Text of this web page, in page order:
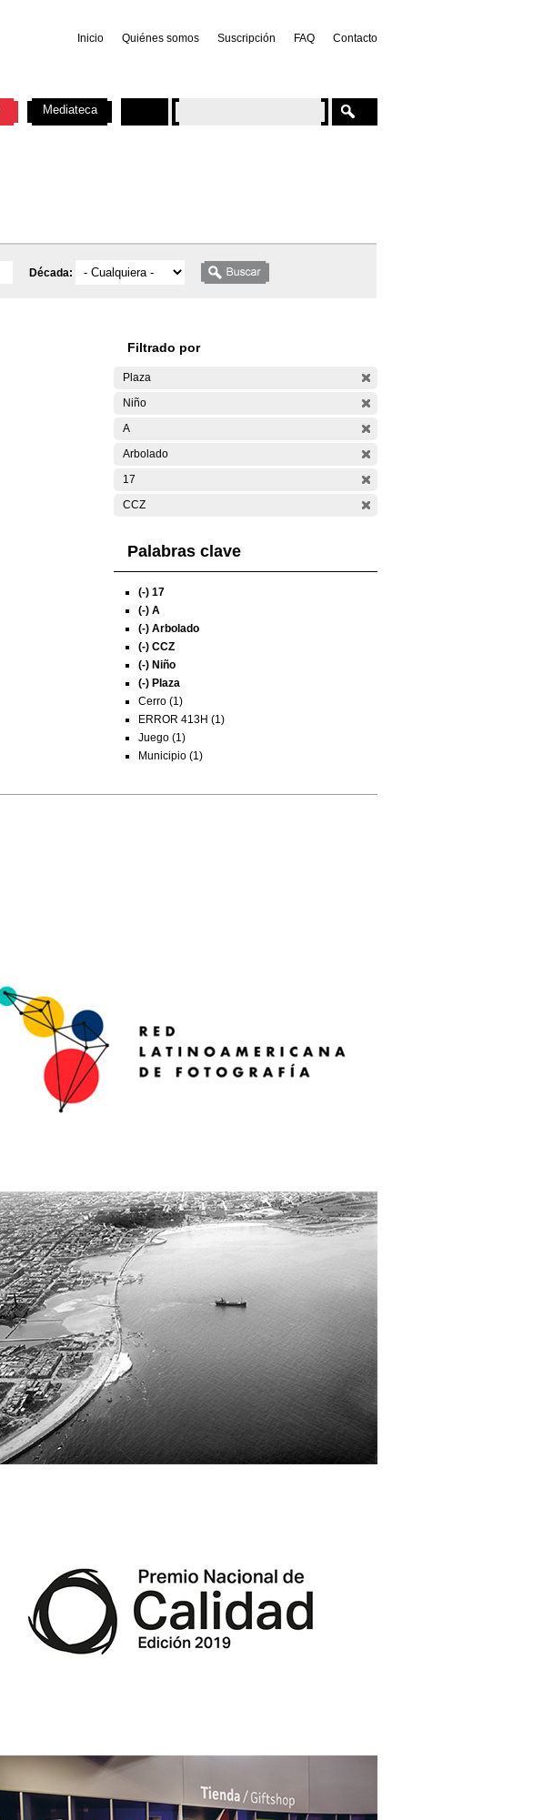
Inicio Quiénes somos Suscripción FAQ Contacto
Década:
Filtrado por
Plaza
Niño
A
Arbolado
17
CCZ
Palabras clave
(-) 17
(-) A
(-) Arbolado
(-) CCZ
(-) Niño
(-) Plaza
Cerro (1)
ERROR 413H (1)
Juego (1)
Municipio (1)
Mediateca